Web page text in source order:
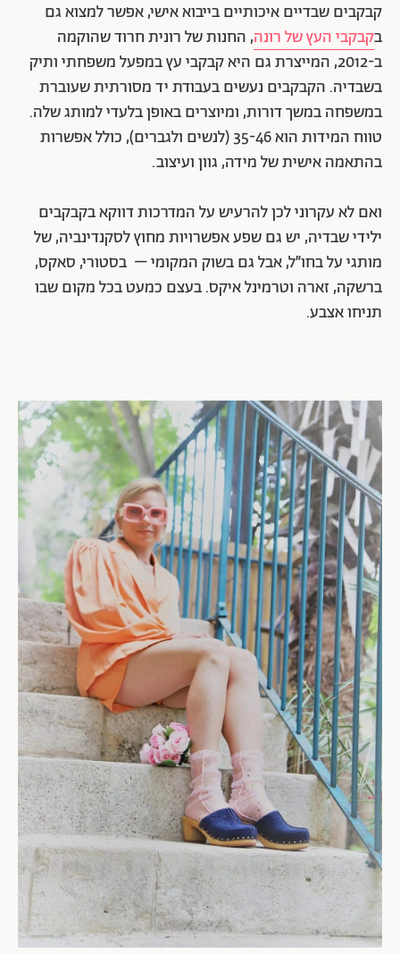
קבקבים שבדיים איכותיים בייבוא אישי, אפשר למצוא גם
בקבקבי העץ של רונה, החנות של רונית חרוד שהוקמה
ב-2012, המייצרת גם היא קבקבי עץ במפעל משפחתי ותיק
בשבדיה. הקבקבים נעשים בעבודת יד מסורתית שעוברת
במשפחה במשך דורות, ומיוצרים באופן בלעדי למותג שלה.
טווח המידות הוא 35-46 (לנשים ולגברים), כולל אפשרות
בהתאמה אישית של מידה, גוון ועיצוב.
ואם לא עקרוני לכן להרעיש על המדרכות דווקא בקבקבים
ילידי שבדיה, יש גם שפע אפשרויות מחוץ לסקנדינביה, של
מותגי על בחו״ל, אבל גם בשוק המקומי – בסטורי, סאקס,
ברשקה, זארה וטרמינל איקס. בעצם כמעט בכל מקום שבו
תניחו אצבע.